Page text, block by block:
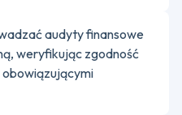
audyty finansowe
weryfikując zgodność